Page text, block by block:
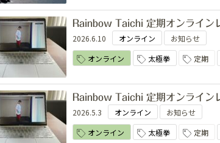
Rainbow Taichi 定期オンライン
2026.6.10 オンライン
お知らせ
オンライン
太極拳 定期
Rainbow Taichi 定期オンライン
2026.5.3 オンライン
お知らせ
オンライン
太極拳 定期